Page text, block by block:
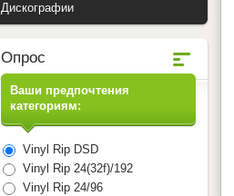
Дискографии
Опрос
Ваши предпочтения
категориям:
Vinyl Rip DSD
Vinyl Rip 24(32f)/192
Vinyl Rip 24/96